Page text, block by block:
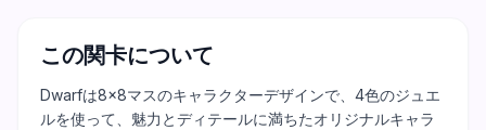
この関卡について
Dwarfは8×8マスのキャラクターデザインで、4色のジュエ
ルを使って、魅力とディテールに満ちたオリジナルキャラ